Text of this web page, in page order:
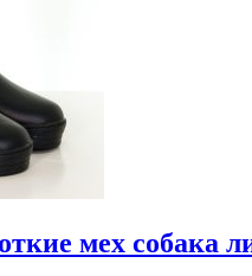
мех собака